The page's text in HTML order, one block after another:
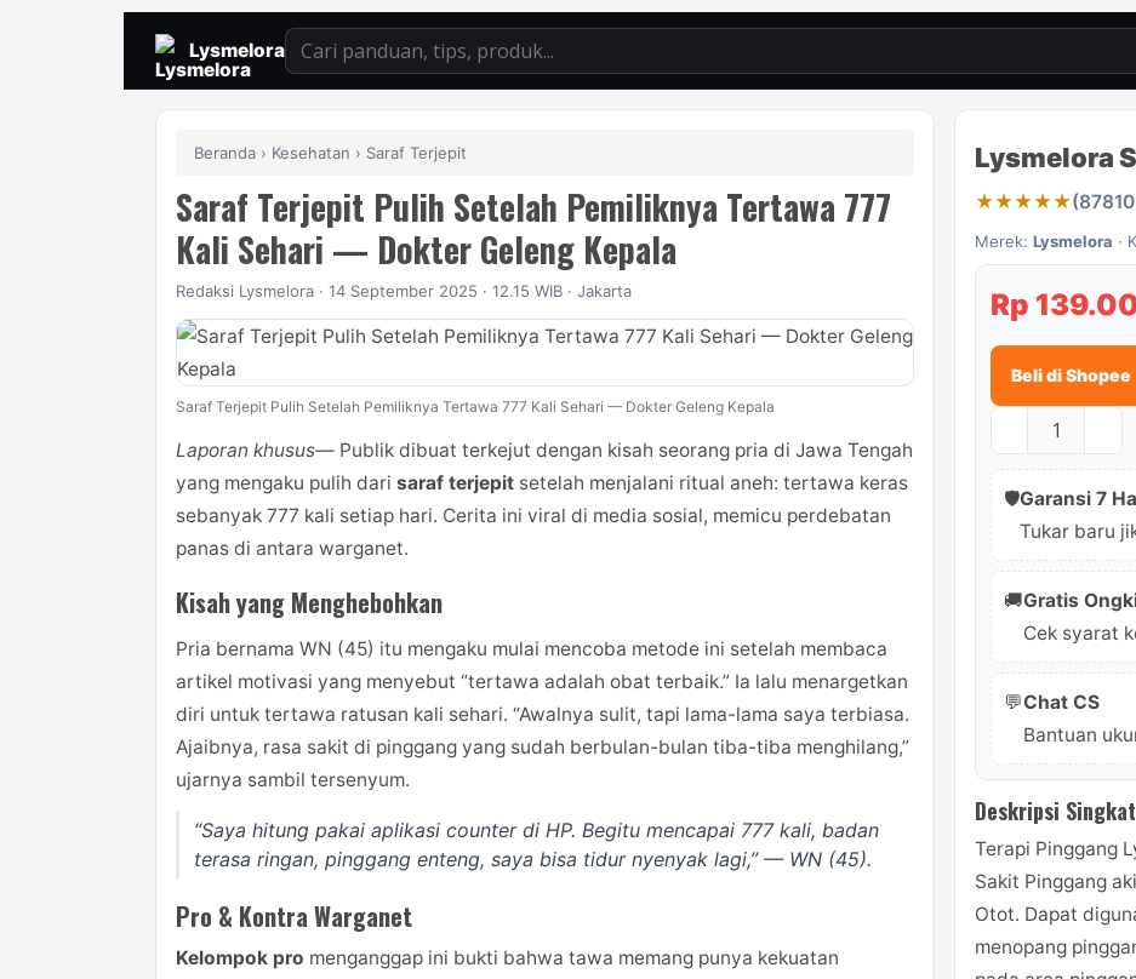
Lysmelora
Beranda › Kesehatan › Saraf Terjepit
Saraf Terjepit Pulih Setelah Pemiliknya Tertawa 777
Kali Sehari — Dokter Geleng Kepala
Redaksi Lysmelora · 14 September 2025 · 12.15 WIB · Jakarta
Saraf Terjepit Pulih Setelah Pemiliknya Tertawa 777 Kali Sehari — Dokter Geleng Kepala
Laporan khusus— Publik dibuat terkejut dengan kisah seorang pria di Jawa Tengah
yang mengaku pulih dari saraf terjepit setelah menjalani ritual aneh: tertawa keras
sebanyak 777 kali setiap hari. Cerita ini viral di media sosial, memicu perdebatan
panas di antara warganet.
Kisah yang Menghebohkan
Pria bernama WN (45) itu mengaku mulai mencoba metode ini setelah membaca
artikel motivasi yang menyebut “tertawa adalah obat terbaik.” Ia lalu menargetkan
diri untuk tertawa ratusan kali sehari. “Awalnya sulit, tapi lama-lama saya terbiasa.
Ajaibnya, rasa sakit di pinggang yang sudah berbulan-bulan tiba-tiba menghilang,”
ujarnya sambil tersenyum.
“Saya hitung pakai aplikasi counter di HP. Begitu mencapai 777 kali, badan
terasa ringan, pinggang enteng, saya bisa tidur nyenyak lagi,” — WN (45).
Pro & Kontra Warganet
Kelompok pro menganggap ini bukti bahwa tawa memang punya kekuatan
Lysmelora
★★★★★
Merek:Lysmelora ·
Rp
Beli di Shopee
🛡️Garansi 7
Tukar baru
🚚Gratis
Cek syarat
💬Chat CS
Bantuan
Deskripsi Singkat
Terapi Pinggang
Sakit Pinggang
Otot. Dapat
menopang